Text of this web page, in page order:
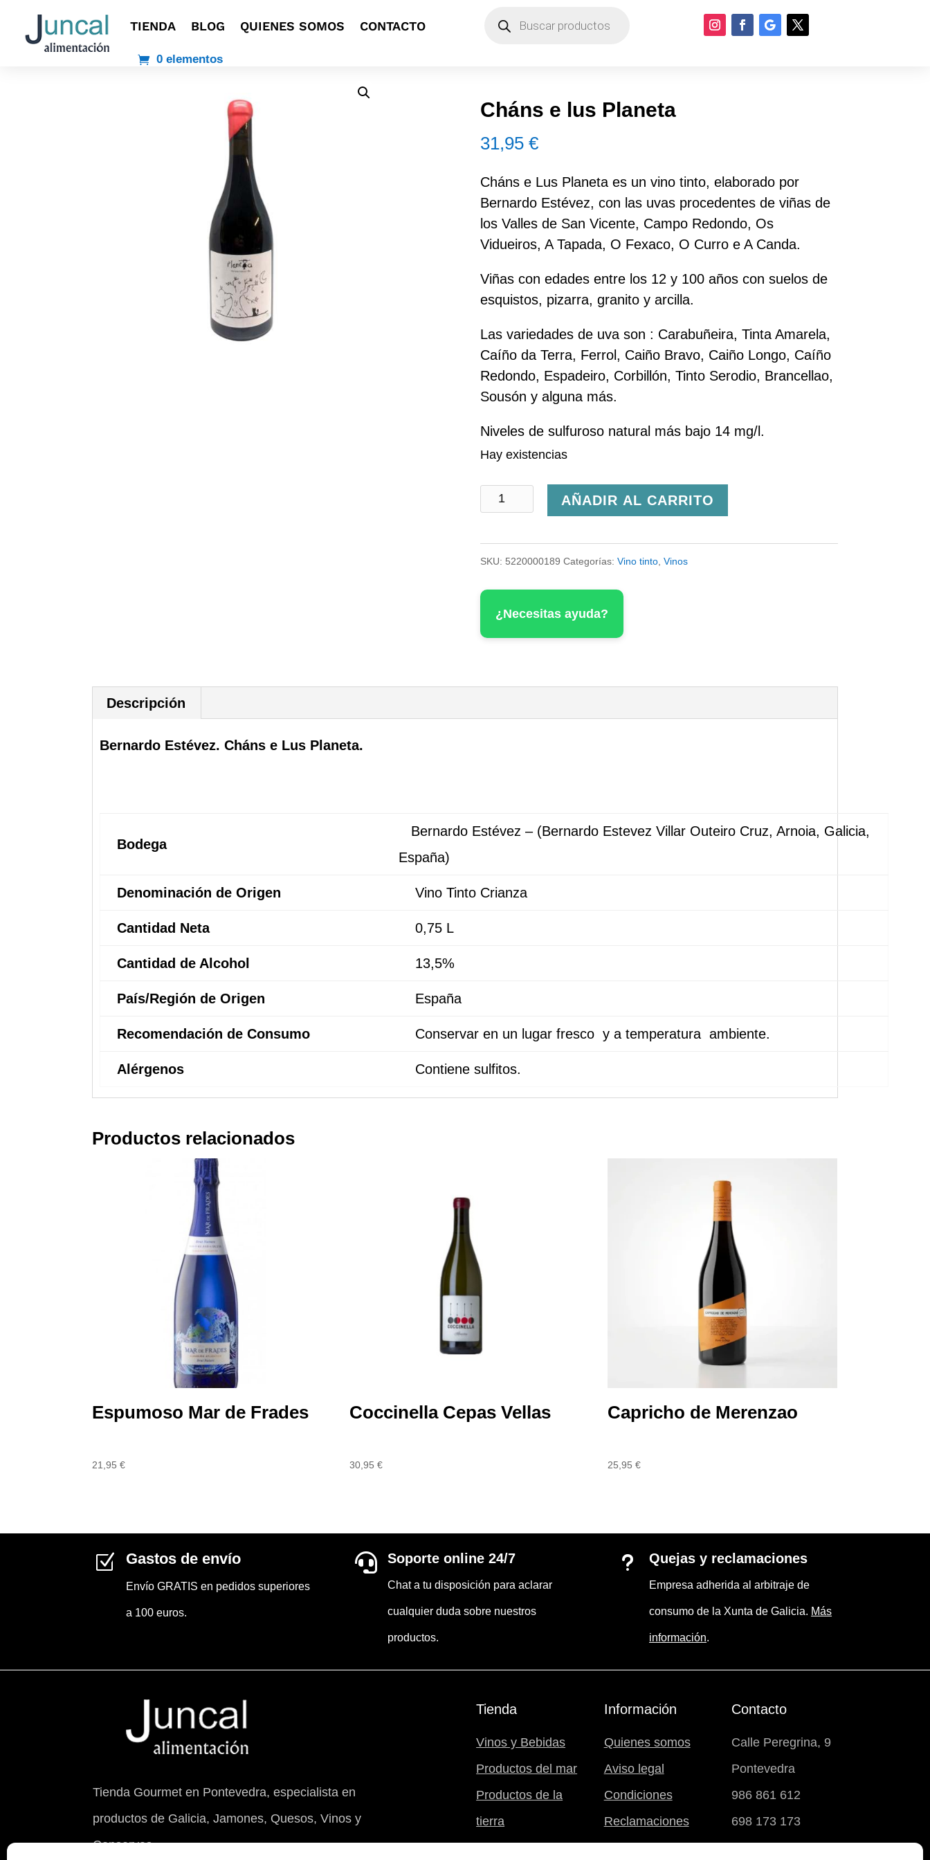
TIENDA BLOG QUIENES SOMOS CONTACTO
0 elementos
de
Cháns e lus Planeta
31,95 €
Cháns e Lus Planeta es un vino tinto, elaborado por
Bernardo Estévez, con las uvas procedentes de viñas de
los Valles de San Vicente, Campo Redondo, Os
Vidueiros, A Tapada, O Fexaco, O Curro e A Canda.
Viñas con edades entre los 12 y 100 años con suelos de
esquistos, pizarra, granito y arcilla.
Las variedades de uva son : Carabuñeira, Tinta Amarela,
Caíño da Terra, Ferrol, Caiño Bravo, Caiño Longo, Caíño
Redondo, Espadeiro, Corbillón, Tinto Serodio, Brancellao,
Sousón y alguna más.
Niveles de sulfuroso natural más bajo 14 mg/l.
Hay existencias
Cháns
AÑADIR AL CARRITO
SKU: 5220000189 Categorías: Vino tinto, Vinos
¿Necesitas ayuda?
Descripción
Bernardo Estévez. Cháns e Lus Planeta.
Bodega
Bernardo Estévez – (Bernardo Estevez Villar Outeiro Cruz, Arnoia, Galicia,
España)
Denominación de Origen Vino Tinto Crianza
Cantidad Neta 0,75 L
Cantidad de Alcohol 13,5%
País/Región de Origen España
Recomendación de Consumo Conservar en un lugar fresco y a temperatura ambiente.
Alérgenos Contiene sulfitos.
Productos relacionados
Espumoso Mar de Frades
21,95 €
Coccinella Cepas Vellas
30,95€
Capricho de Merenzao
25,95 €
Z Gastos de envío
Envío GRATIS en pedidos superiores
a 100 euros.
 Soporte online 24/7
Chat a tu disposición para aclarar
cualquier duda sobre nuestros
productos.
u Quejas y reclamaciones
Empresa adherida al arbitraje de
consumo de la Xunta de Galicia. Más
información.
Tienda Gourmet en Pontevedra, especialista en
productos de Galicia, Jamones, Quesos, Vinos y
Conservas.
Tienda
Vinos y Bebidas
Productos del mar
Productos de la
tierra
Información
Quienes somos
Aviso legal
Condiciones
Reclamaciones
Contacto
Calle Peregrina, 9
Pontevedra
986 861 612
698 173 173